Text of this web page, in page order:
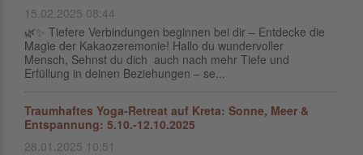
15.02.2025 08:44
🌿✨ Tiefere Verbindungen beginnen bei dir – Entdecke die
Magie der Kakaozeremonie! Hallo du wundervoller
Mensch, Sehnst du dich auch nach mehr Tiefe und
Erfüllung in deinen Beziehungen – se...
Traumhaftes Yoga-Retreat auf Kreta: Sonne, Meer &
Entspannung: 5.10.-12.10.2025
28.01.2025 10:51